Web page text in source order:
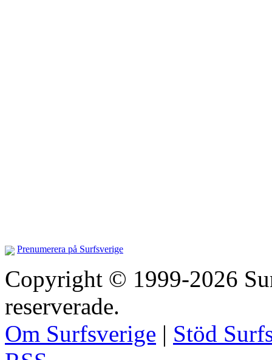
Prenumerera på Surfsverige
Copyright © 1999-2026
reserverade.
Om Surfsverige | Stöd